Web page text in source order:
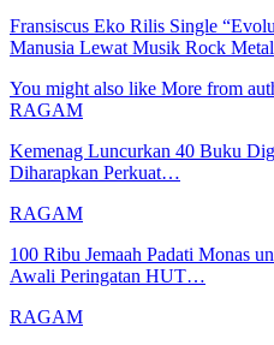
Fransiscus Eko Rilis Single
Manusia Lewat Musik Rock Metal
You might also like More from
RAGAM
Kemenag Luncurkan 40 Buku
Diharapkan Perkuat…
RAGAM
100 Ribu Jemaah Padati Monas
Awali Peringatan HUT…
RAGAM